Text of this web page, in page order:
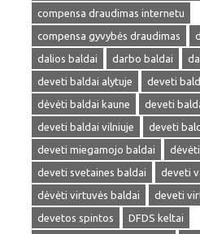
compensa draudimas internetu
compensa gyvybės draudimas
dalios baldai
darbo baldai
deveti baldai alytuje
deveti
dėvėti baldai kaune
deveti
deveti baldai vilniuje
deveti
deveti miegamojo baldai
deveti svetaines baldai
deveti
dėvėti virtuvės baldai
deveti
devetos spintos
DFDS keltai